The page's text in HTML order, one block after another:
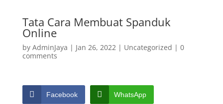
Tata Cara Membuat Spanduk
Online
by AdminJaya | Jan 26, 2022| Uncategorized | 0
comments
Facebook WhatsApp